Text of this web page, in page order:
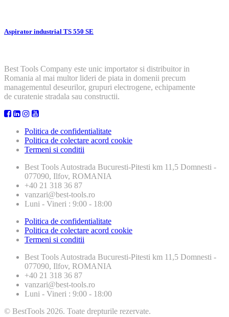
Aspirator industrial TS 550 SE
Best Tools Company este unic importator si distribuitor in
Romania al mai multor lideri de piata in domenii precum
managementul deseurilor, grupuri electrogene, echipamente
de curatenie stradala sau constructii.
Politica de confidentialitate
Politica de colectare acord cookie
Termeni si conditii
Best Tools Autostrada Bucuresti-Pitesti km 11,5 Domnesti -
077090, Ilfov, ROMANIA
+40 21 318 36 87
vanzari@best-tools.ro
Luni - Vineri : 9:00 - 18:00
Politica de confidentialitate
Politica de colectare acord cookie
Termeni si conditii
Best Tools Autostrada Bucuresti-Pitesti km 11,5 Domnesti -
077090, Ilfov, ROMANIA
+40 21 318 36 87
vanzari@best-tools.ro
Luni - Vineri : 9:00 - 18:00
© BestTools 2026. Toate drepturile rezervate.